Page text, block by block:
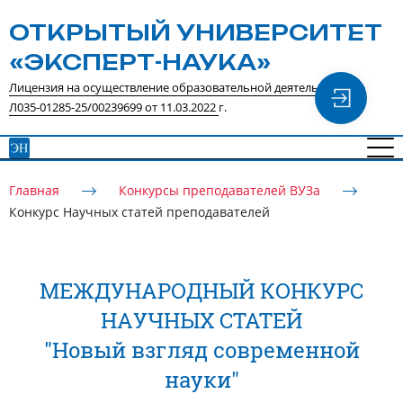
ОТКРЫТЫЙ УНИВЕРСИТЕТ
«ЭКСПЕРТ-НАУКА»
Лицензия на осуществление образовательной деятельности №
Л035-01285-25/00239699 от 11.03.2022 г.
Главная
Конкурсы преподавателей ВУЗа
Конкурс Научных статей преподавателей
МЕЖДУНАРОДНЫЙ КОНКУРС
НАУЧНЫХ СТАТЕЙ
"Новый взгляд современной
науки"